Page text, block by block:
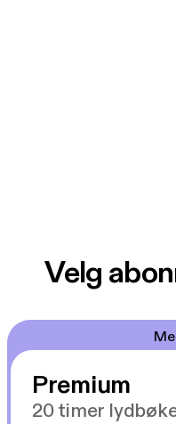
Velg
Premium
20 timer